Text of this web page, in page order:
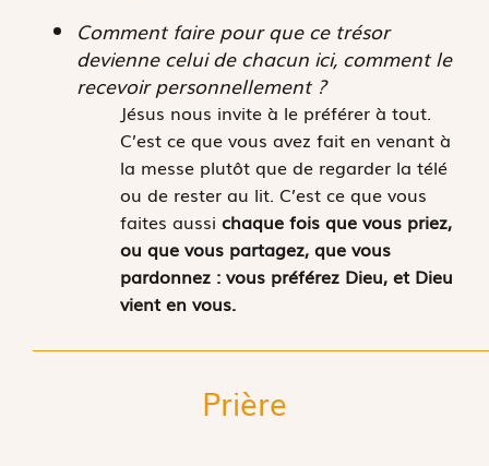
Comment faire pour que ce trésor
devienne celui de chacun ici, comment le
recevoir personnellement ?
Jésus nous invite à le préférer à tout.
C’est ce que vous avez fait en venant à
la messe plutôt que de regarder la télé
ou de rester au lit. C’est ce que vous
faites aussichaque fois que vous priez,
ou que vous partagez, que vous
pardonnez : vous préférez Dieu, et Dieu
vient en vous.
Prière